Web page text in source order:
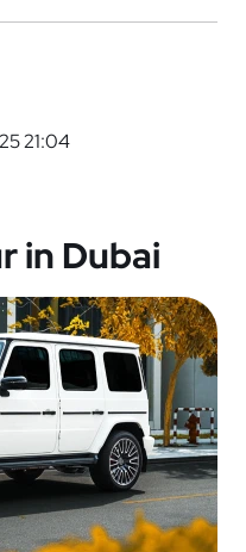
21:04
in Dubai